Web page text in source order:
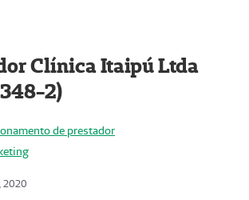
Clínica Itaipú Ltda
2)
de prestador
2020